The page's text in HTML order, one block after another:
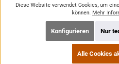
Nachnahmegebühren, wenn
© 2026 BF - Dienstleistungen - Alle Rechte
Diese Website verwendet Cookies, um
können. Mehr
Nur
Konfigurieren
Alle Cookies